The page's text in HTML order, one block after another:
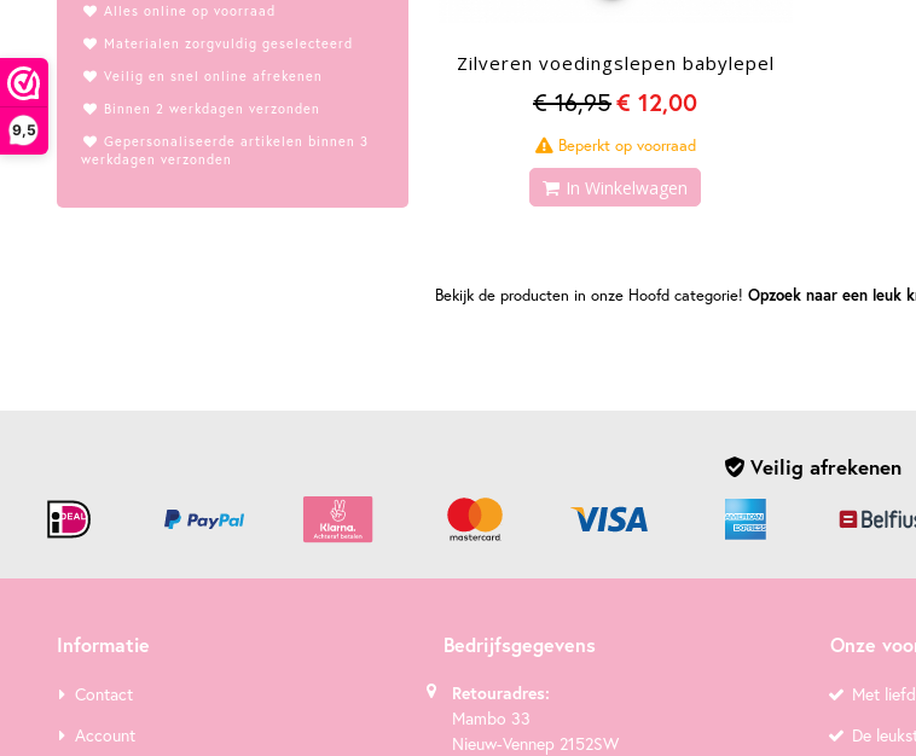
9,5
Zilveren voedingslepen babylepel
€ 16,95€ 12,00
Beperkt op voorraad
In Winkelwagen
Bekijk de producten in onze Hoofd categorie! Opzoek naar een leuk
Alles online op voorraad
Materialen zorgvuldig geselecteerd
Veilig en snel online afrekenen
Binnen 2 werkdagen verzonden
Gepersonaliseerde artikelen binnen 3
werkdagen verzonden
Veilig afrekenen
Informatie
Contact
Account
Bedrijfsgegevens
Retouradres:
Mambo 33
Nieuw-Vennep 2152SW
Onze
Met
De